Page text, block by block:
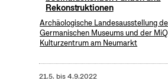
Rekonstruktionen
Archäologische Landesausstellung
Germanischen Museums und der
Kulturzentrum am Neumarkt
21.5. bis4.9.2022